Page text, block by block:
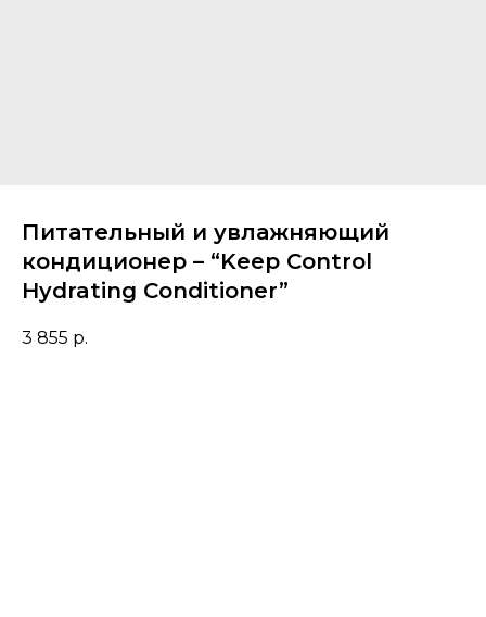
Питательный и увлажняющий
кондиционер – “Keep Control
Hydrating Conditioner”
3 855 р.